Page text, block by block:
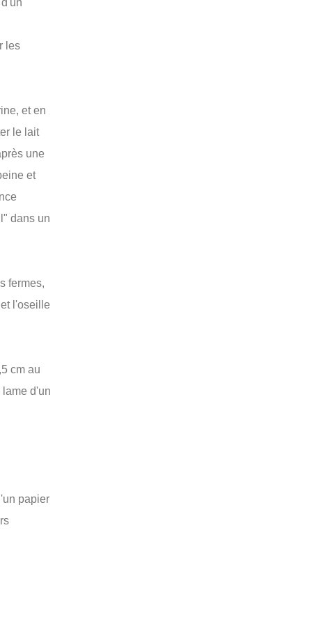
les
et en
le lait
une
et
dans un
fermes,
l'oseille
cm au
d'un
papier